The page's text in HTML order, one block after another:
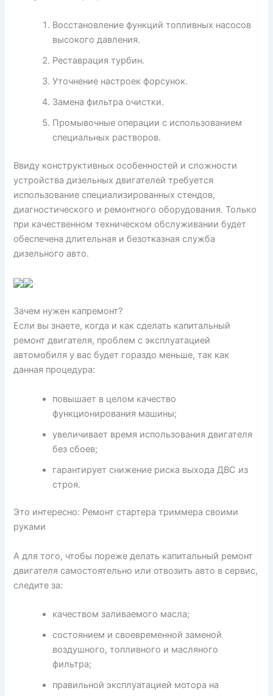
Восстановление функций топливных насосов
высокого давления.
Реставрация турбин.
Уточнение настроек форсунок.
Замена фильтра очистки.
Промывочные операции с использованием
специальных растворов.
Ввиду конструктивных особенностей и сложности
устройства дизельных двигателей требуется
использование специализированных стендов,
диагностического и ремонтного оборудования. Только
при качественном техническом обслуживании будет
обеспечена длительная и безотказная служба
дизельного авто.
Зачем нужен капремонт?
Если вы знаете, когда и как сделать капитальный
ремонт двигателя, проблем с эксплуатацией
автомобиля у вас будет гораздо меньше, так как
данная процедура:
повышает в целом качество
функционирования машины;
увеличивает время использования двигателя
без сбоев;
гарантирует снижение риска выхода ДВС из
строя.
Это интересно: Ремонт стартера триммера своими
руками
А для того, чтобы пореже делать капитальный ремонт
двигателя самостоятельно или отвозить авто в сервис,
следите за:
качеством заливаемого масла;
состоянием и своевременной заменой
воздушного, топливного и масляного
фильтра;
правильной эксплуатацией мотора на